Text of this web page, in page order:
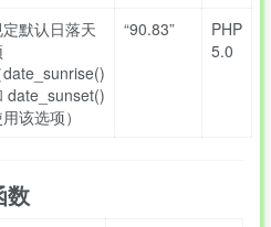
默认日落天
date_sunrise()
date_sunset()
该选项）
“90.83”
PHP
5.0
数